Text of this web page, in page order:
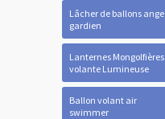
Lâcher de ballons ange
gardien
Lanternes Mongolfières
volante Lumineuse
Ballon volant air
swimmer